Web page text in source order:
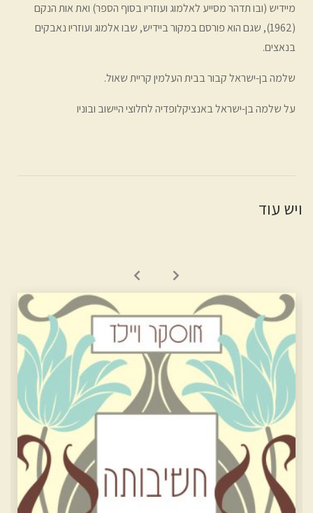
מיידיש (ובו תדהר מסייע לאלמוג ועוזריו בסוף הספר) ואת אות הנקם
(1962), שגם הוא פורסם במקור ביידיש, שבו אלמוג ועוזריו נאבקים
בנאצים.
שלמה בן-ישראל קבור בבית העלמין קריית שאול.
על שלמה בן-ישראל באנציקלופדיה לחלוצי היישוב ובוניו
ויש עוד